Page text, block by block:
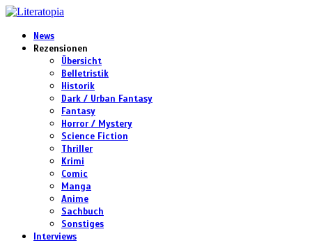
News
Rezensionen
Übersicht
Belletristik
Historik
Dark / Urban Fantasy
Fantasy
Horror / Mystery
Science Fiction
Thriller
Krimi
Comic
Manga
Anime
Sachbuch
Sonstiges
Interviews